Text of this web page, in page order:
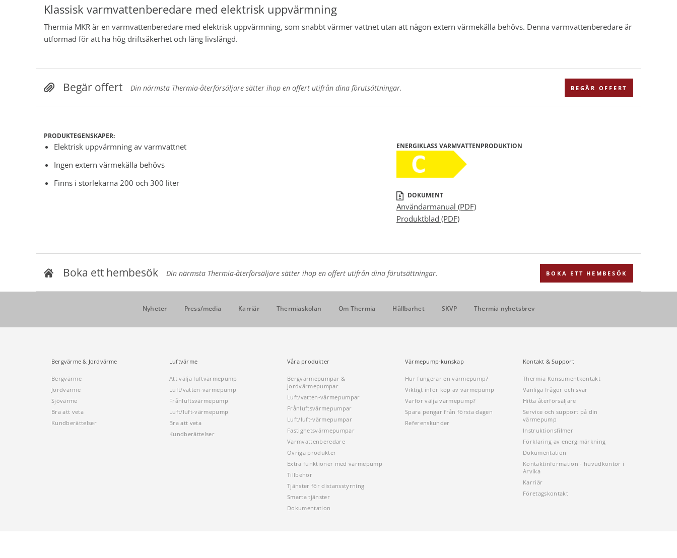
Klassisk varmvattenberedare med elektrisk uppvärmning
Thermia MKR är en varmvattenberedare med elektrisk uppvärmning, som snabbt värmer vattnet utan att någon extern värmekälla behövs. Denna varmvattenberedare är
utformad för att ha hög driftsäkerhet och lång livslängd.
Begär offert Din närmsta Thermia-återförsäljare sätter ihop en offert utifrån dina förutsättningar. BEGÄR OFFERT
PRODUKTEGENSKAPER:
Elektrisk uppvärmning av varmvattnet
Ingen extern värmekälla behövs
Finns i storlekarna 200 och 300 liter
ENERGIKLASS VARMVATTENPRODUKTION
DOKUMENT
Användarmanual (PDF)
Produktblad (PDF)
Boka ett hembesök Din närmsta Thermia-återförsäljare sätter ihop en offert utifrån dina förutsättningar. BOKA ETT HEMBESÖK
Nyheter Press/media Karriär Thermiaskolan Om Thermia Hållbarhet SKVP Thermia nyhetsbrev
Bergvärme & Jordvärme
Bergvärme
Jordvärme
Sjövärme
Bra att veta
Kundberättelser
Luftvärme
Att välja luftvärmepump
Luft/vatten-värmepump
Frånluftsvärmepump
Luft/luft-värmepump
Bra att veta
Kundberättelser
Våra produkter
Bergvärmepumpar &
jordvärmepumpar
Luft/vatten-värmepumpar
Frånluftsvärmepumpar
Luft/luft-värmepumpar
Fastighetsvärmepumpar
Varmvattenberedare
Övriga produkter
Extra funktioner med värmepump
Tillbehör
Tjänster för distansstyrning
Smarta tjänster
Dokumentation
Värmepump-kunskap
Hur fungerar en värmepump?
Viktigt inför köp av värmepump
Varför välja värmepump?
Spara pengar från första dagen
Referenskunder
Kontakt & Support
Thermia Konsumentkontakt
Vanliga frågor och svar
Hitta återförsäljare
Service och support på din
värmepump
Instruktionsfilmer
Förklaring av energimärkning
Dokumentation
Kontaktinformation - huvudkontor i
Arvika
Karriär
Företagskontakt